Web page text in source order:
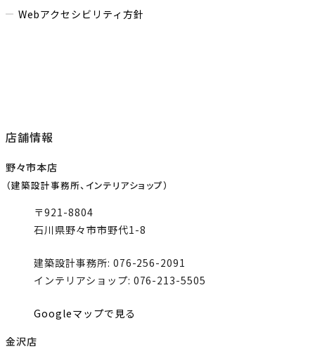
Webアクセシビリティ方針
店舗情報
野々市本店
（建築設計事務所、インテリアショップ）
〒921-8804
石川県野々市市野代1-8
建築設計事務所: 076-256-2091
インテリアショップ: 076-213-5505
Googleマップで見る
金沢店